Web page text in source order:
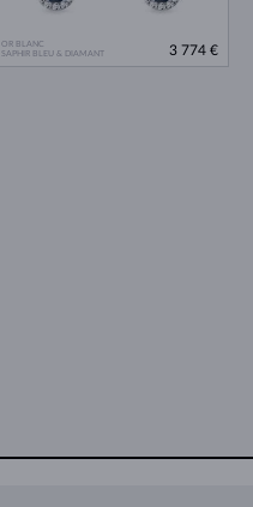
OR BLANC
SAPHIR BLEU & DIAMANT
3 774 €